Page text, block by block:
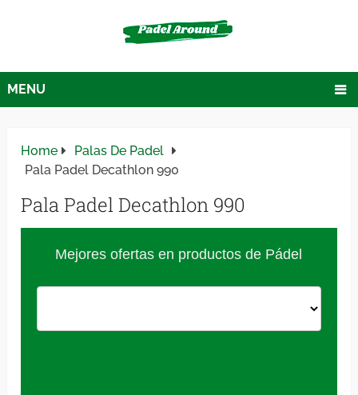
MENU
Home
Palas De Padel
Pala Padel Decathlon 990
Pala Padel Decathlon 990
Mejores ofertas en productos de Pádel